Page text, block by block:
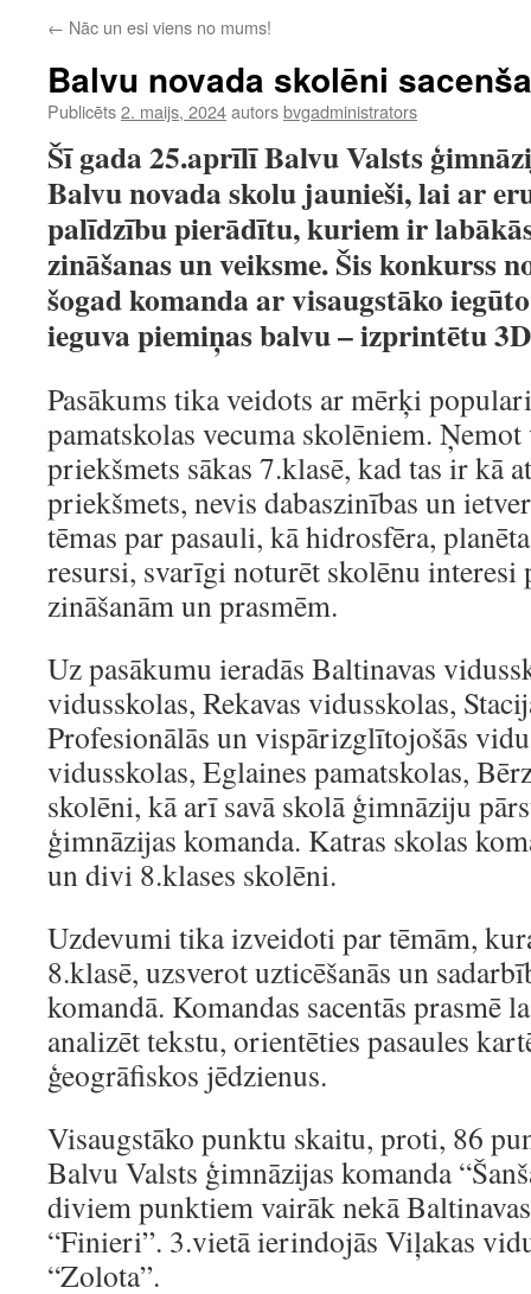
← Nāc un esi viens no mums!
Balvu novada skolēni
Publicēts2. maijs, 2024autorsbvgadministrators
Šī gada 25.aprīlī Balvu Valsts
Balvu novada skolu jaunieši, lai ar
palīdzību pierādītu, kuriem ir
zināšanas un veiksme. Šis konkurss
šogad komanda ar visaugstāko
ieguva piemiņas balvu – izprintētu
Pasākums tika veidots ar mērķi
pamatskolas vecuma skolēniem.
priekšmets sākas 7.klasē, kad tas ir kā
priekšmets, nevis dabaszinības un
tēmas par pasauli, kā hidrosfēra,
resursi, svarīgi noturēt skolēnu interesi
zināšanām un prasmēm.
Uz pasākumu ieradās Baltinavas
vidusskolas, Rekavas vidusskolas,
Profesionālās un vispārizglītojošās
vidusskolas, Eglaines pamatskolas,
skolēni, kā arī savā skolā ģimnāziju
ģimnāzijas komanda. Katras skolas
un divi 8.klases skolēni.
Uzdevumi tika izveidoti par tēmām,
8.klasē, uzsverot uzticēšanās un
komandā. Komandas sacentās prasmē
analizēt tekstu, orientēties pasaules
ģeogrāfiskos jēdzienus.
Visaugstāko punktu skaitu, proti, 86
Balvu Valsts ģimnāzijas komanda
diviem punktiem vairāk nekā
“Finieri”. 3.vietā ierindojās Viļakas
“Zolota”.